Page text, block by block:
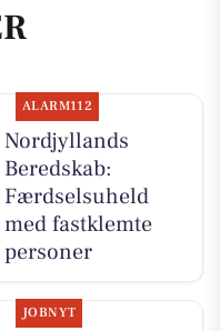
ALARM112
Nordjyllands
Beredskab:
Færdselsuheld
med fastklemte
personer
JOBNYT